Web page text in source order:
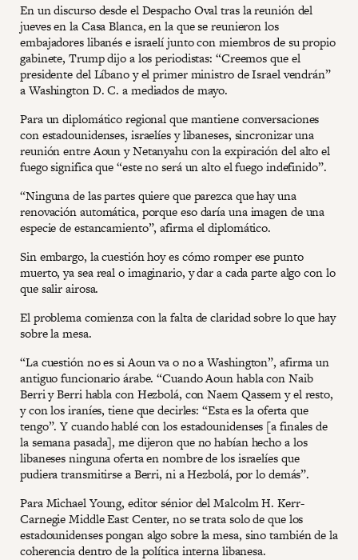
En un discurso desde el Despacho Oval tras la reunión del
jueves en la Casa Blanca, en la que se reunieron los
embajadores libanés e israelí junto con miembros de su propio
gabinete, Trump dijo a los periodistas: “Creemos que el
presidente del Líbano y el primer ministro de Israel vendrán”
a Washington D. C. a mediados de mayo.
Para un diplomático regional que mantiene conversaciones
con estadounidenses, israelíes y libaneses, sincronizar una
reunión entre Aoun y Netanyahu con la expiración del alto el
fuego significa que “este no será un alto el fuego indefinido”.
“Ninguna de las partes quiere que parezca que hay una
renovación automática, porque eso daría una imagen de una
especie de estancamiento”, afirma el diplomático.
Sin embargo, la cuestión hoy es cómo romper ese punto
muerto, ya sea real o imaginario, y dar a cada parte algo con lo
que salir airosa.
El problema comienza con la falta de claridad sobre lo que hay
sobre la mesa.
“La cuestión no es si Aoun va o no a Washington”, afirma un
antiguo funcionario árabe. “Cuando Aoun habla con Naib
Berri y Berri habla con Hezbolá, con Naem Qassem y el resto,
y con los iraníes, tiene que decirles: “Esta es la oferta que
tengo”. Y cuando hablé con los estadounidenses [a finales de
la semana pasada], me dijeron que no habían hecho a los
libaneses ninguna oferta en nombre de los israelíes que
pudiera transmitirse a Berri, ni a Hezbolá, por lo demás”.
Para Michael Young, editor sénior del Malcolm H. Kerr-
Carnegie Middle East Center, no se trata solo de que los
estadounidenses pongan algo sobre la mesa, sino también de la
coherencia dentro de la política interna libanesa.